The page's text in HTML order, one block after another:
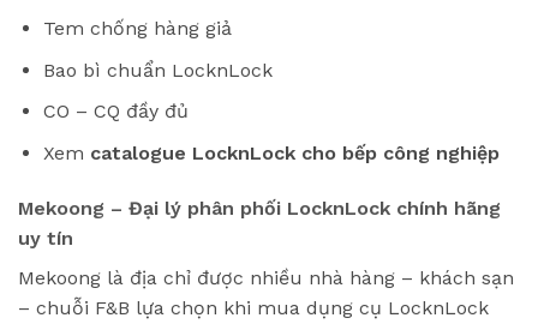
Tem chống hàng giả
Bao bì chuẩn LocknLock
CO – CQ đầy đủ
Xem catalogue LocknLock cho bếp công nghiệp
Mekoong – Đại lý phân phối LocknLock chính hãng
uy tín
Mekoong là địa chỉ được nhiều nhà hàng – khách sạn
– chuỗi F&B lựa chọn khi mua dụng cụ LocknLock